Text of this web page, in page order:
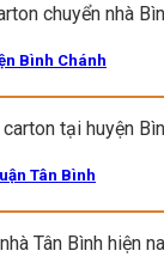
chuyển nhà
Bình Chánh
tại huyện
Tân Bình
Tân Bình hiện